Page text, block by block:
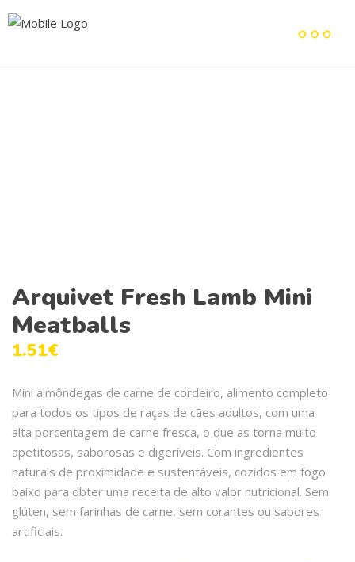
Arquivet Fresh Lamb Mini
Meatballs
1.51€
Mini almôndegas de carne de cordeiro, alimento completo
para todos os tipos de raças de cães adultos, com uma
alta porcentagem de carne fresca, o que as torna muito
apetitosas, saborosas e digeríveis. Com ingredientes
naturais de proximidade e sustentáveis, cozidos em fogo
baixo para obter uma receita de alto valor nutricional. Sem
glúten, sem farinhas de carne, sem corantes ou sabores
artificiais.